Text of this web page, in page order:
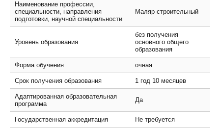
Наименование профессии,
специальности, направления
подготовки, научной специальности
Маляр строительный
Уровень образования
без получения
основного общего
образования
Форма обучения очная
Срок получения образования 1 год 10 месяцев
Адаптированная образовательная
программа
Да
Государственная аккредитация Не требуется